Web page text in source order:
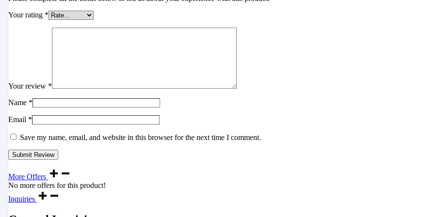
Your rating *
Your review *
Name *
Email *
Save my name, email, and website in this browser for the next time I comment.
More Offers
No more offers for this product!
Inquiries